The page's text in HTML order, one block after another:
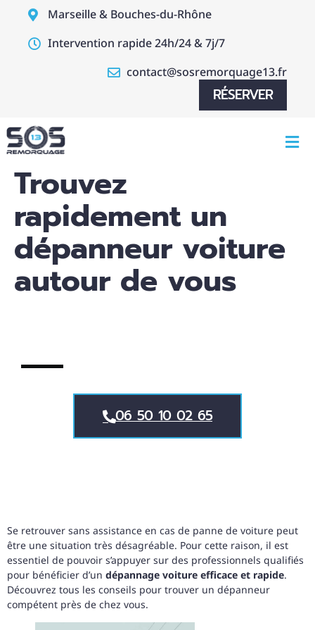
Marseille & Bouches-du-Rhône
Intervention rapide 24h/24 & 7j/7
contact@sosremorquage13.fr
RÉSERVER
Trouvez
rapidement un
dépanneur voiture
autour de vous
06 50 10 02 65
Se retrouver sans assistance en cas de panne de voiture peut
être une situation très désagréable. Pour cette raison, il est
essentiel de pouvoir s’appuyer sur des professionnels qualifiés
pour bénéficier d’un dépannage voiture efficace et rapide.
Découvrez tous les conseils pour trouver un dépanneur
compétent près de chez vous.